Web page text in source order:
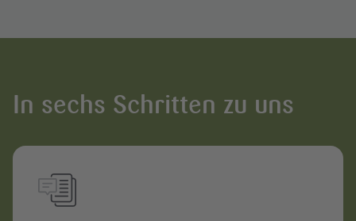
In sechs Schritten zu uns